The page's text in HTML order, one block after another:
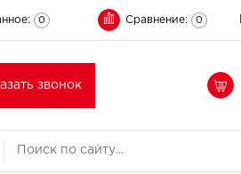
0 Сравнение: 0
звонок